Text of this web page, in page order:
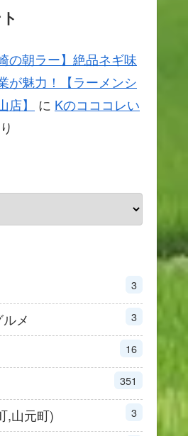
の朝ラー】絶品ネギ味
が魅力！【ラーメンシ
店】
に Kのコココレい
3
メ 3
16
351
,山元町) 3